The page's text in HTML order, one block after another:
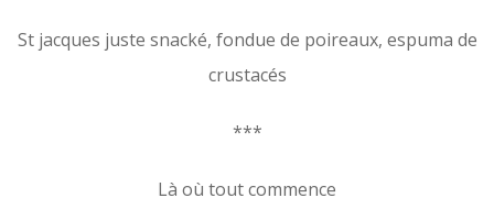
St jacques juste snacké, fondue de poireaux, espuma de
crustacés
***
Là où tout commence